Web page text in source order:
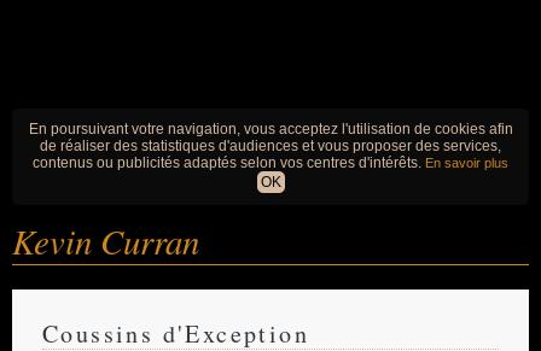
En poursuivant votre navigation, vous acceptez l'utilisation de cookies afin
de réaliser des statistiques d'audiences et vous proposer des services,
contenus ou publicités adaptés selon vos centres d'intérêts. En savoir plus
OK
Kevin Curran
Coussins d'Exception